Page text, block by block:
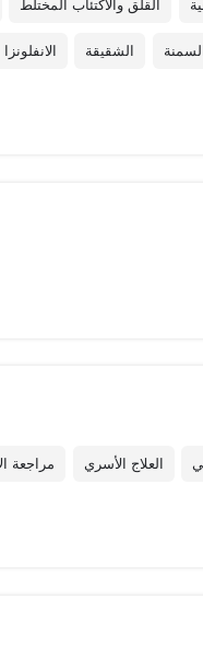
القلق والاكتئاب المختلط
السمنة الشقيقة الانفلونزا
العلاج الأسري مراجعة